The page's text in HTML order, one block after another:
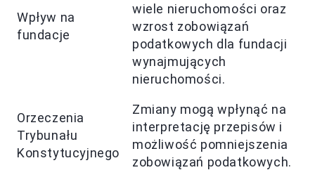
Wpływ na
fundacje
wiele nieruchomości oraz
wzrost zobowiązań
podatkowych dla fundacji
wynajmujących
nieruchomości.
Orzeczenia
Trybunału
Konstytucyjnego
Zmiany mogą wpłynąć na
interpretację przepisów i
możliwość pomniejszenia
zobowiązań podatkowych.